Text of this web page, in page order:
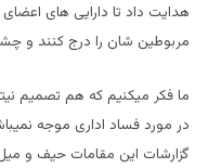
هدایت داد تا دارایی های
مربوطین شان را درج کنند و
ما فکر میکنیم که هم تصمیم
در مورد فساد اداری موجه
گزارشات این مقامات حیف و